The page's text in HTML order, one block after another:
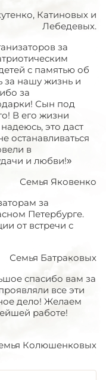
Катиновых и
Лебедевых.
за
с памятью об
за нашу жизнь и
за
Сын под
В его жизни
это даст
останавливаться
в
и любви!»
Семья Яковенко
за
Петербурге.
от встречи с
Семья Батраковых
спасибо вам за
все эти
дело! Желаем
работе!
Колюшенковых